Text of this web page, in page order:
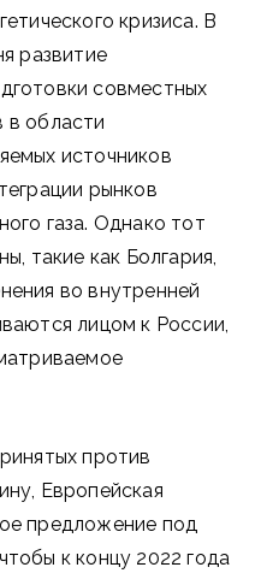
кризиса. В
развитие
совместных
в области
источников
рынков
газа. Однако тот
такие как Болгария,
во внутренней
лицом к России,
против
Европейская
предложение под
к концу 2022 года